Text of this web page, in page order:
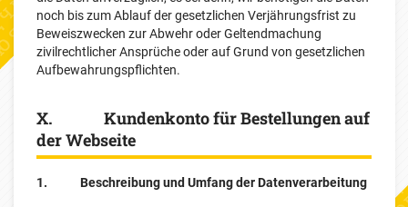
noch bis zum Ablauf der gesetzlichen Verjährungsfrist zu
Beweiszwecken zur Abwehr oder Geltendmachung
zivilrechtlicher Ansprüche oder auf Grund von gesetzlichen
Aufbewahrungspflichten.
X. Kundenkonto für Bestellungen auf
der Webseite
1. Beschreibung und Umfang der Datenverarbeitung